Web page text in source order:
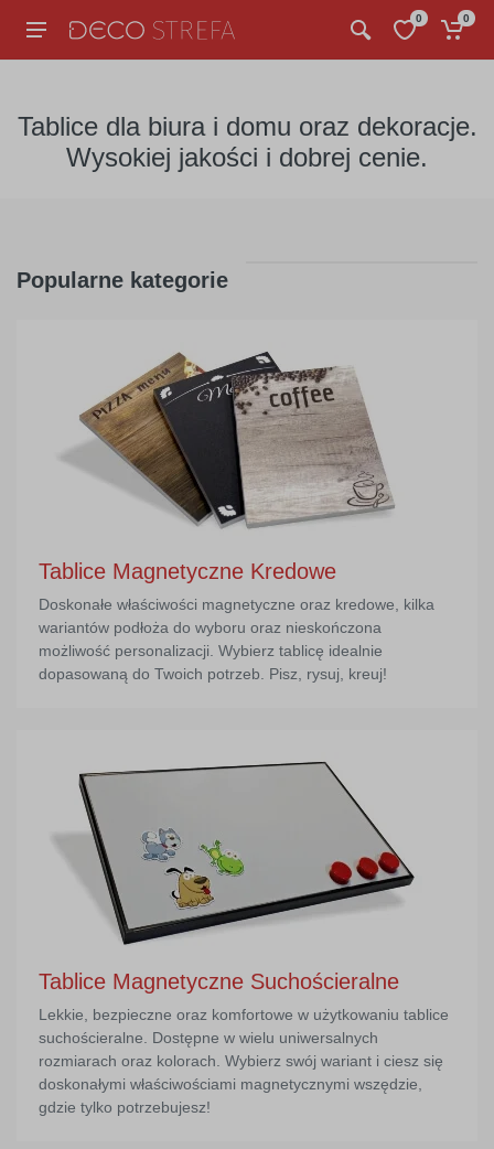
0 0
Tablice dla biura i domu oraz dekoracje.
Wysokiej jakości i dobrej cenie.
Popularne kategorie
Tablice Magnetyczne Kredowe
Doskonałe właściwości magnetyczne oraz kredowe, kilka
wariantów podłoża do wyboru oraz nieskończona
możliwość personalizacji. Wybierz tablicę idealnie
dopasowaną do Twoich potrzeb. Pisz, rysuj, kreuj!
Tablice Magnetyczne Suchościeralne
Lekkie, bezpieczne oraz komfortowe w użytkowaniu tablice
suchościeralne. Dostępne w wielu uniwersalnych
rozmiarach oraz kolorach. Wybierz swój wariant i ciesz się
doskonałymi właściwościami magnetycznymi wszędzie,
gdzie tylko potrzebujesz!